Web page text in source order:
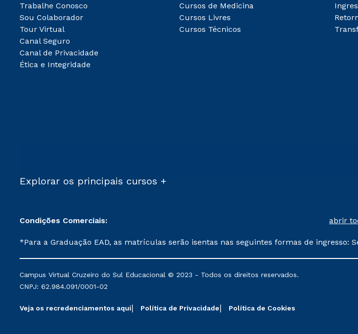
Trabalhe Conosco
Sou Colaborador
Tour Virtual
Canal Seguro
Canal de Privacidade
Ética e Integridade
Cursos de Medicina
Cursos Livres
Cursos Técnicos
Explorar os principais cursos +
Condições Comerciais: abrir
*Para a Graduação EAD, as matrículas serão isentas nas seguintes formas de ingresso:
mantidos conforme negociação. Descontos institucionais poderão sofrer alterações
serviços.
Campus Virtual Cruzeiro do Sul Educacional © 2023 - Todos os direitos reservados.
CNPJ: 62.984.091/0001-02
Veja os recredenciamentos aqui Política de Privacidade Política de Cookies